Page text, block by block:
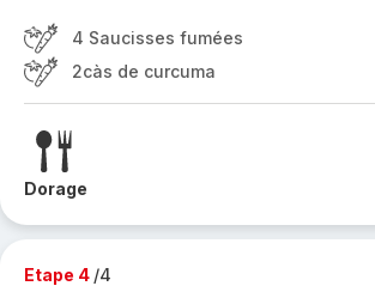
4 Saucisses fumées
2càs de curcuma
Dorage
Etape 4 /4